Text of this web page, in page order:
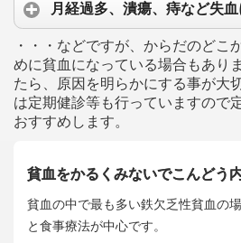
月経過多、潰瘍、痔など失
・・・などですが、からだのどこ
めに貧血になっている場合もあり
たら、原因を明らかにする事が大
は定期健診等も行っていますので
おすすめします。
貧血をかるくみないでこんどう
貧血の中で最も多い鉄欠乏性貧血の
と食事療法が中心です。